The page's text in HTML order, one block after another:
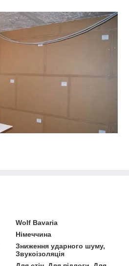
Wolf Bavaria
Німеччина
Зниження ударного шуму,
Звукоізоляція